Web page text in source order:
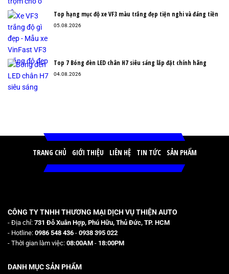
Top hạng mục độ xe VF3 màu trắng đẹp tiện nghi và đáng tiền
05.08.2026
Top 7 Bóng đèn LED chân H7 siêu sáng lắp đặt chính hãng
04.08.2026
TRANG CHỦ GIỚI THIỆU LIÊN HỆ TIN TỨC SẢN PHẨM
CÔNG TY TNHH THƯƠNG MẠI DỊCH VỤ THIỆN AUTO
- Địa chỉ: 731 Đỗ Xuân Hợp, Phú Hữu, Thủ Đức, TP. HCM
- Hotline: 0986 548 436 - 0938 395 022
- Thời gian làm việc: 08:00AM - 18:00PM
DANH MỤC SẢN PHẨM